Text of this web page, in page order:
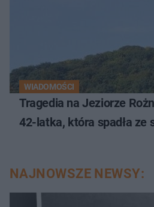
WIADOMOŚCI
Tragedia na Jeziorze
42-latka, która spadła ze
NAJNOWSZE NEWSY: